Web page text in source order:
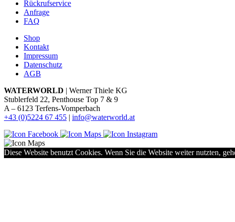
Rückrufservice
Anfrage
FAQ
Shop
Kontakt
Impressum
Datenschutz
AGB
WATERWORLD | Werner Thiele KG
Stublerfeld 22, Penthouse Top 7 & 9
A – 6123 Terfens-Vomperbach
+43 (0)5224 67 455 | info@waterworld.at
Diese Website benutzt Cookies. Wenn Sie die Website weiter nutzten,